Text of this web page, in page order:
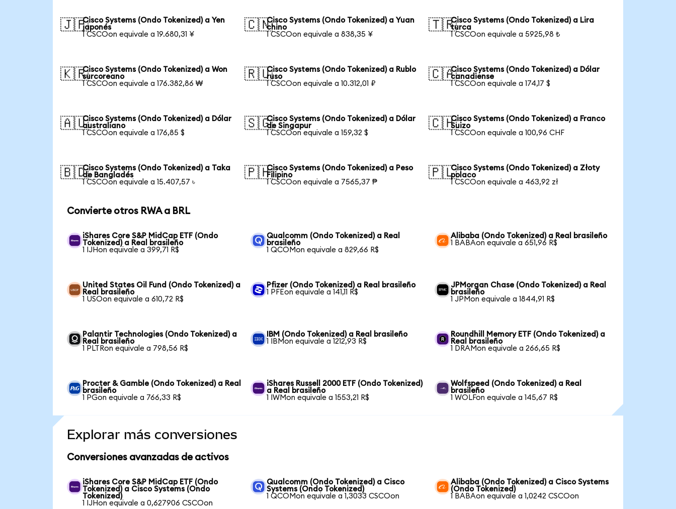
🇯🇵Cisco Systems (Ondo Tokenized) a Yen
japonés
1 CSCOon equivale a 19.680,31 ¥
🇨🇳Cisco Systems (Ondo Tokenized) a Yuan
chino
1 CSCOon equivale a 838,35 ¥
🇹🇷Cisco Systems (Ondo Tokenized) a Lira
turca
1 CSCOon equivale a 5925,98 ₺
🇰🇷Cisco Systems (Ondo Tokenized) a Won
surcoreano
1 CSCOon equivale a 176.382,86 ₩
🇷🇺Cisco Systems (Ondo Tokenized) a Rublo
ruso
1 CSCOon equivale a 10.312,01 ₽
🇨🇦Cisco Systems (Ondo Tokenized) a Dólar
canadiense
1 CSCOon equivale a 174,17 $
🇦🇺Cisco Systems (Ondo Tokenized) a Dólar
australiano
1 CSCOon equivale a 176,85 $
🇸🇬Cisco Systems (Ondo Tokenized) a Dólar
de Singapur
1 CSCOon equivale a 159,32 $
🇨🇭Cisco Systems (Ondo Tokenized) a Franco
Suizo
1 CSCOon equivale a 100,96 CHF
🇧🇩Cisco Systems (Ondo Tokenized) a Taka
de Bangladés
1 CSCOon equivale a 15.407,57 ৳
🇵🇭Cisco Systems (Ondo Tokenized) a Peso
Filipino
1 CSCOon equivale a 7565,37 ₱
🇵🇱Cisco Systems (Ondo Tokenized) a Złoty
polaco
1 CSCOon equivale a 463,92 zł
Convierte otros RWA a BRL
iShares Core S&P MidCap ETF (Ondo
Tokenized) a Real brasileño
1 IJHon equivale a 399,71 R$
Qualcomm (Ondo Tokenized) a Real
brasileño
1 QCOMon equivale a 829,66 R$
Alibaba (Ondo Tokenized) a Real brasileño
1 BABAon equivale a 651,96 R$
United States Oil Fund (Ondo Tokenized) a
Real brasileño
1 USOon equivale a 610,72 R$
Pfizer (Ondo Tokenized) a Real brasileño
1 PFEon equivale a 141,11 R$
JPMorgan Chase (Ondo Tokenized) a Real
brasileño
1 JPMon equivale a 1844,91 R$
Palantir Technologies (Ondo Tokenized) a
Real brasileño
1 PLTRon equivale a 798,56 R$
IBM (Ondo Tokenized) a Real brasileño
1 IBMon equivale a 1212,93 R$
Roundhill Memory ETF (Ondo Tokenized) a
Real brasileño
1 DRAMon equivale a 266,65 R$
Procter & Gamble (Ondo Tokenized) a Real
brasileño
1 PGon equivale a 766,33 R$
iShares Russell 2000 ETF (Ondo Tokenized)
a Real brasileño
1 IWMon equivale a 1553,21 R$
Wolfspeed (Ondo Tokenized) a Real
brasileño
1 WOLFon equivale a 145,67 R$
Explorar más conversiones
Conversiones avanzadas de activos
iShares Core S&P MidCap ETF (Ondo
Tokenized) a Cisco Systems (Ondo
Tokenized)
1 IJHon equivale a 0,627906 CSCOon
Qualcomm (Ondo Tokenized) a Cisco
Systems (Ondo Tokenized)
1 QCOMon equivale a 1,3033 CSCOon
Alibaba (Ondo Tokenized) a Cisco Systems
(Ondo Tokenized)
1 BABAon equivale a 1,0242 CSCOon